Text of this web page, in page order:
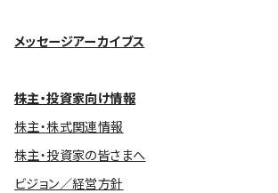
メッセージアーカイブス
株主・投資家向け情報
株主・株式関連情報
株主・投資家の皆さまへ
ビジョン／経営方針